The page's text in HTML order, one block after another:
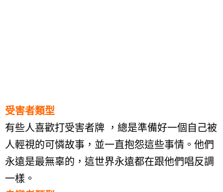
受害者類型
有些人喜歡打受害者牌 ，總是準備好一個自己被
人輕視的可憐故事，並一直抱怨這些事情。他們
永遠是最無辜的，這世界永遠都在跟他們唱反調
一樣。